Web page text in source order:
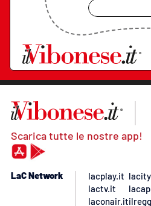
Scarica tutte le nostre app!
LaC Network
lacplay.it
lactv.it
laconair.it